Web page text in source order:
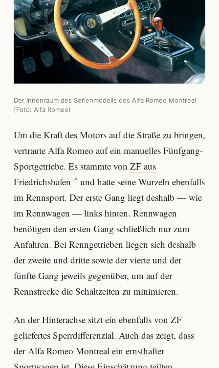
Der Innenraum des Serienmodells des Alfa Romeo Montreal
(Foto: Alfa Romeo)
Um die Kraft des Motors auf die Straße zu bringen,
vertraute Alfa Romeo auf ein manuelles Fünfgang-
Sportgetriebe. Es stammte von ZF aus
Friedrichshafen
und hatte seine Wurzeln ebenfalls
im Rennsport. Der erste Gang liegt deshalb — wie
im Rennwagen — links hinten. Rennwagen
benötigen den ersten Gang schließlich nur zum
Anfahren. Bei Renngetrieben liegen sich deshalb
der zweite und dritte sowie der vierte und der
fünfte Gang jeweils gegenüber, um auf der
Rennstrecke die Schaltzeiten zu minimieren.
An der Hinterachse sitzt ein ebenfalls von ZF
geliefertes Sperrdifferenzial. Auch das zeigt, dass
der Alfa Romeo Montreal ein ernsthafter